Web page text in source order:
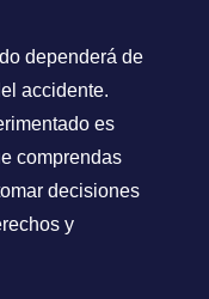
dependerá de
accidente.
es
comprendas
decisiones
y